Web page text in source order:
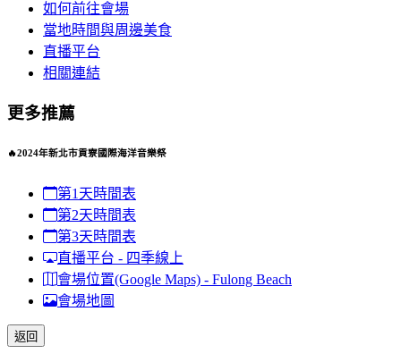
如何前往會場
當地時間與周邊美食
直播平台
相關連結
更多推薦
🔥2024年新北市貢寮國際海洋音樂祭
第1天時間表
第2天時間表
第3天時間表
直播平台 - 四季線上
會場位置(Google Maps) - Fulong Beach
會場地圖
返回